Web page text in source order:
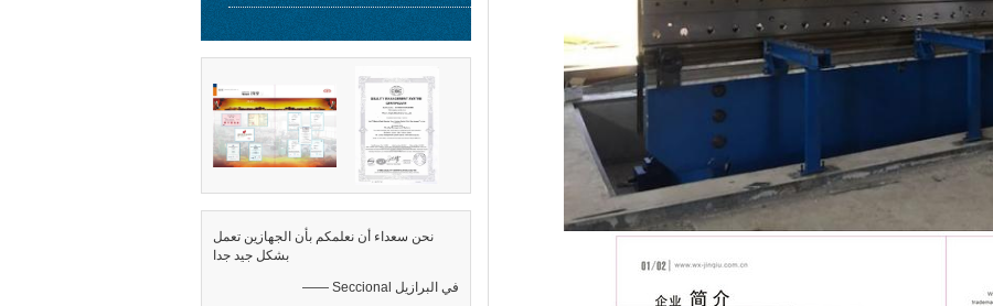
نحن سعداء أن نعلمكم بأن الجهازين تعمل
بشكل جيد جدا
—— Seccional في البرازيل